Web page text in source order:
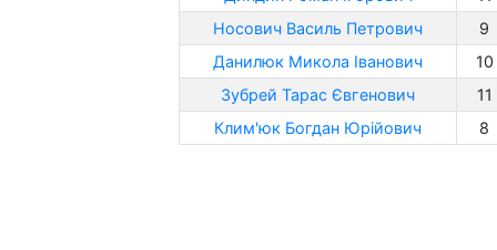
Носович Василь Петрович
9
Данилюк Микола Іванович
10
Зубрей Тарас Євгенович
11
Клим'юк Богдан Юрійович
8